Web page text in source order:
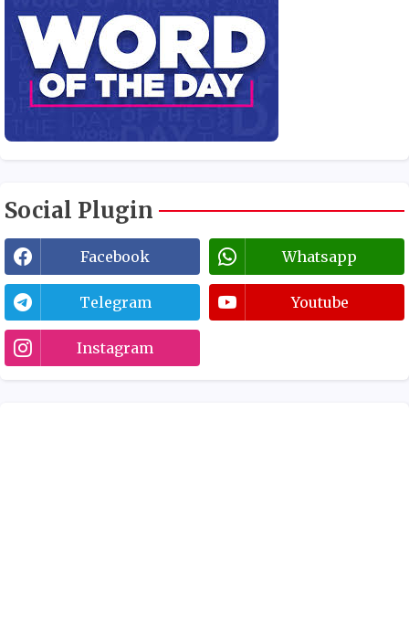
Social Plugin
Facebook Whatsapp
Telegram Youtube
Instagram